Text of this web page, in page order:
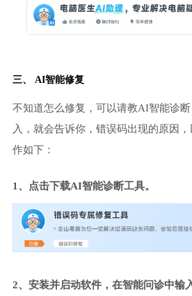
三、 AI智能修复
不知道怎么修复，可以请教AI智能诊
入，就会告诉你，错误码出现的原因
作如下：
1、点击下载AI智能诊断工具。
2、安装并启动软件，在智能问诊中输